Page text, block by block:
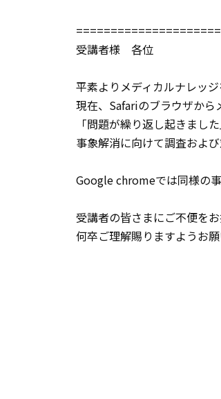
受講者様 各位
平素よりメディカルナレッ
現在、Safariのブラウザから
「問題が繰り返し起きまし
事象解消に向けて調査およ
Google chromeでは同様の
受講者の皆さまにご不便を
何卒ご理解賜りますようお願